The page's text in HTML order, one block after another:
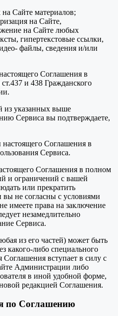
Сайте материалов;
на Сайте,
на Сайте любых
гипертекстовые ссылки,
файлы, сведения и/или
Соглашения в
и 438 Гражданского
из указанных выше
Сервиса вы подтверждаете,
Соглашения в
Сервиса.
Соглашения в полном
и ограничений с вашей
или прекратить
вы не согласны с условиями
имеете права на заключение
незамедлительно
Сервиса.
из его частей) может быть
какого-либо специального
вступает в силу с
Администрации либо
в иной удобной форме,
редакцией Соглашения.
по Соглашению